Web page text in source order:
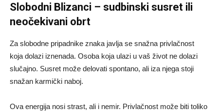
Slobodni Blizanci – sudbinski susret ili
neočekivani obrt
Za slobodne pripadnike znaka javlja se snažna privlačnost
koja dolazi iznenada. Osoba koja ulazi u vaš život ne dolazi
slučajno. Susret može delovati spontano, ali iza njega stoji
snažan karmički naboj.
Ova energija nosi strast, ali i nemir. Privlačnost može biti toliko